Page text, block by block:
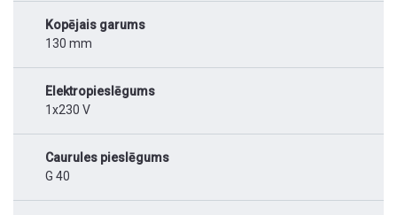
Kopējais garums
130 mm
Elektropieslēgums
1x230 V
Caurules pieslēgums
G 40